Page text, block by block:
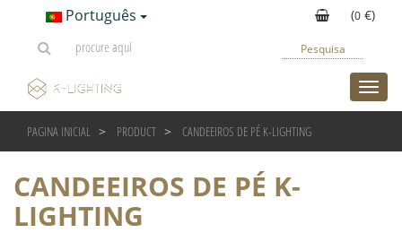
Português (0 €)
Pesquisa
PAGINA INICIAL PRODUCT CANDEEIROS DE PÉ K-LIGHTING
CANDEEIROS DE PÉ K-
LIGHTING